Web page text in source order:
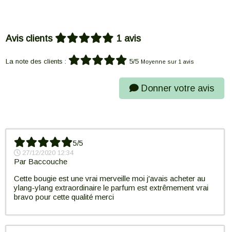
Avis clients 1 avis
La note des clients : 5/5 Moyenne sur 1 avis
Donner votre avis
5/5
27/12/2020 12:34
Par Baccouche
Cette bougie est une vrai merveille moi j'avais acheter au
ylang-ylang extraordinaire le parfum est extrêmement vrai
bravo pour cette qualité merci